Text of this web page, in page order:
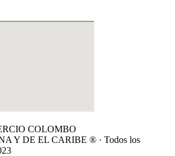
COLOMBO
Y DE EL CARIBE ® · Todos los